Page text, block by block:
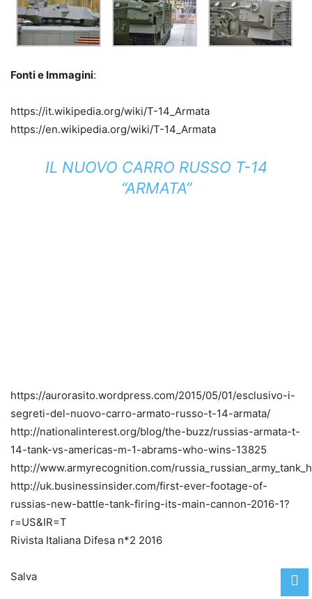
Fonti e Immagini:
https://it.wikipedia.org/wiki/T-14_Armata
https://en.wikipedia.org/wiki/T-14_Armata
IL NUOVO CARRO RUSSO T-14
“ARMATA”
https://aurorasito.wordpress.com/2015/05/01/esclusivo-i-
segreti-del-nuovo-carro-armato-russo-t-14-armata/
http://nationalinterest.org/blog/the-buzz/russias-armata-t-
14-tank-vs-americas-m-1-abrams-who-wins-13825
http://www.armyrecognition.com/
http://uk.businessinsider.com/first-ever-footage-of-
russias-new-battle-tank-firing-its-main-cannon-2016-1?
r=US&IR=T
Rivista Italiana Difesa n*2 2016
Salva